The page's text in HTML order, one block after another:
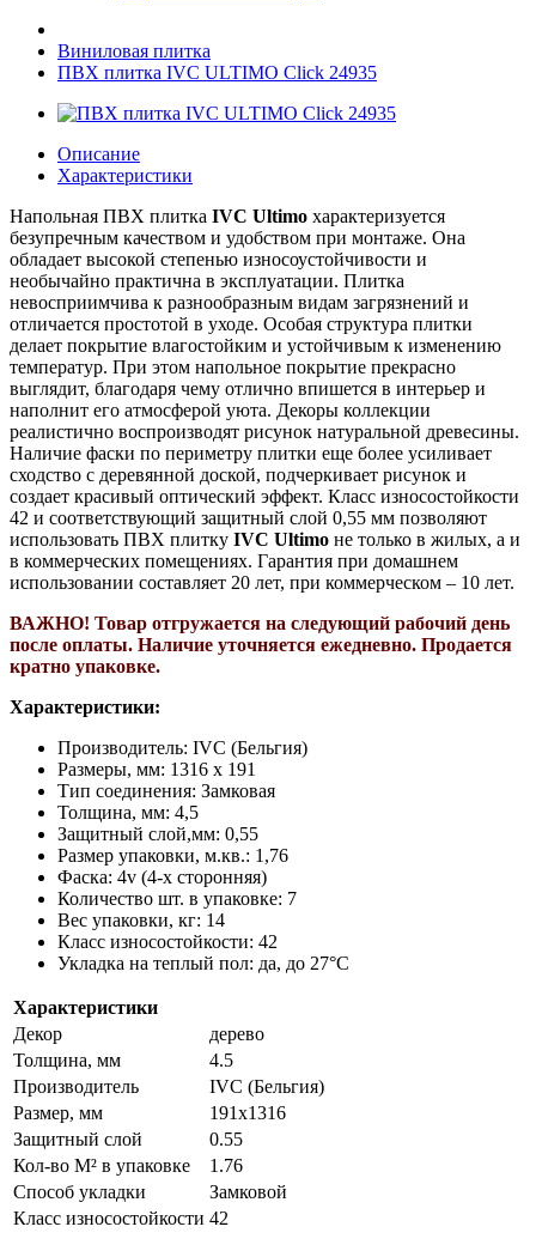
Виниловая плитка
ПВХ плитка IVC ULTIMO Click 24935
Описание
Характеристики
Напольная ПВХ плитка IVC Ultimo характеризуется
безупречным качеством и удобством при монтаже. Она
обладает высокой степенью износоустойчивости и
необычайно практична в эксплуатации. Плитка
невосприимчива к разнообразным видам загрязнений и
отличается простотой в уходе. Особая структура плитки
делает покрытие влагостойким и устойчивым к изменению
температур. При этом напольное покрытие прекрасно
выглядит, благодаря чему отлично впишется в интерьер и
наполнит его атмосферой уюта. Декоры коллекции
реалистично воспроизводят рисунок натуральной древесины.
Наличие фаски по периметру плитки еще более усиливает
сходство с деревянной доской, подчеркивает рисунок и
создает красивый оптический эффект. Класс износостойкости
42 и соответствующий защитный слой 0,55 мм позволяют
использовать ПВХ плитку IVC Ultimo не только в жилых, а и
в коммерческих помещениях. Гарантия при домашнем
использовании составляет 20 лет, при коммерческом – 10 лет.
ВАЖНО! Товар отгружается на следующий рабочий день
после оплаты. Наличие уточняется ежедневно. Продается
кратно упаковке.
Характеристики:
Производитель: IVC (Бельгия)
Размеры, мм: 1316 х 191
Тип соединения: Замковая
Толщина, мм: 4,5
Защитный слой,мм: 0,55
Размер упаковки, м.кв.: 1,76
Фаска: 4v (4-х сторонняя)
Количество шт. в упаковке: 7
Вес упаковки, кг: 14
Класс износостойкости: 42
Укладка на теплый пол: да, до 27°C
Характеристики
Декор
дерево
Толщина, мм
4.5
Производитель
IVC (Бельгия)
Размер, мм
191х1316
Защитный слой
0.55
Кол-во М² в упаковке
1.76
Способ укладки
Замковой
Класс износостойкости 42